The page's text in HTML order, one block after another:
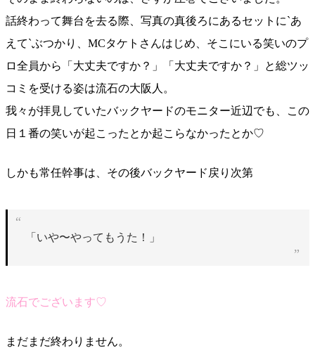
話終わって舞台を去る際、写真の真後ろにあるセットに`あ
えて`ぶつかり、MCタケトさんはじめ、そこにいる笑いのプ
ロ全員から「大丈夫ですか？」「大丈夫ですか？」と総ツッ
コミを受ける姿は流石の大阪人。
我々が拝見していたバックヤードのモニター近辺でも、この
日１番の笑いが起こったとか起こらなかったとか♡
しかも常任幹事は、その後バックヤード戻り次第
「いや〜やってもうた！」
流石でございます♡
まだまだ終わりません。